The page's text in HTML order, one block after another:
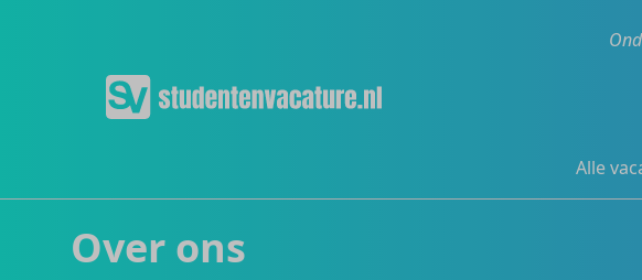
Alle
Over ons